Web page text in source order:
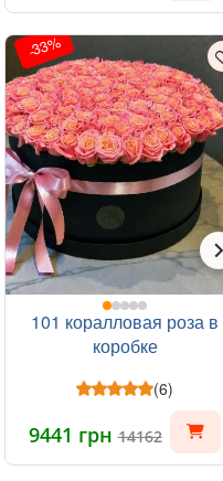
-33%
101 коралловая роза в
коробке
(6)
9441 грн14162